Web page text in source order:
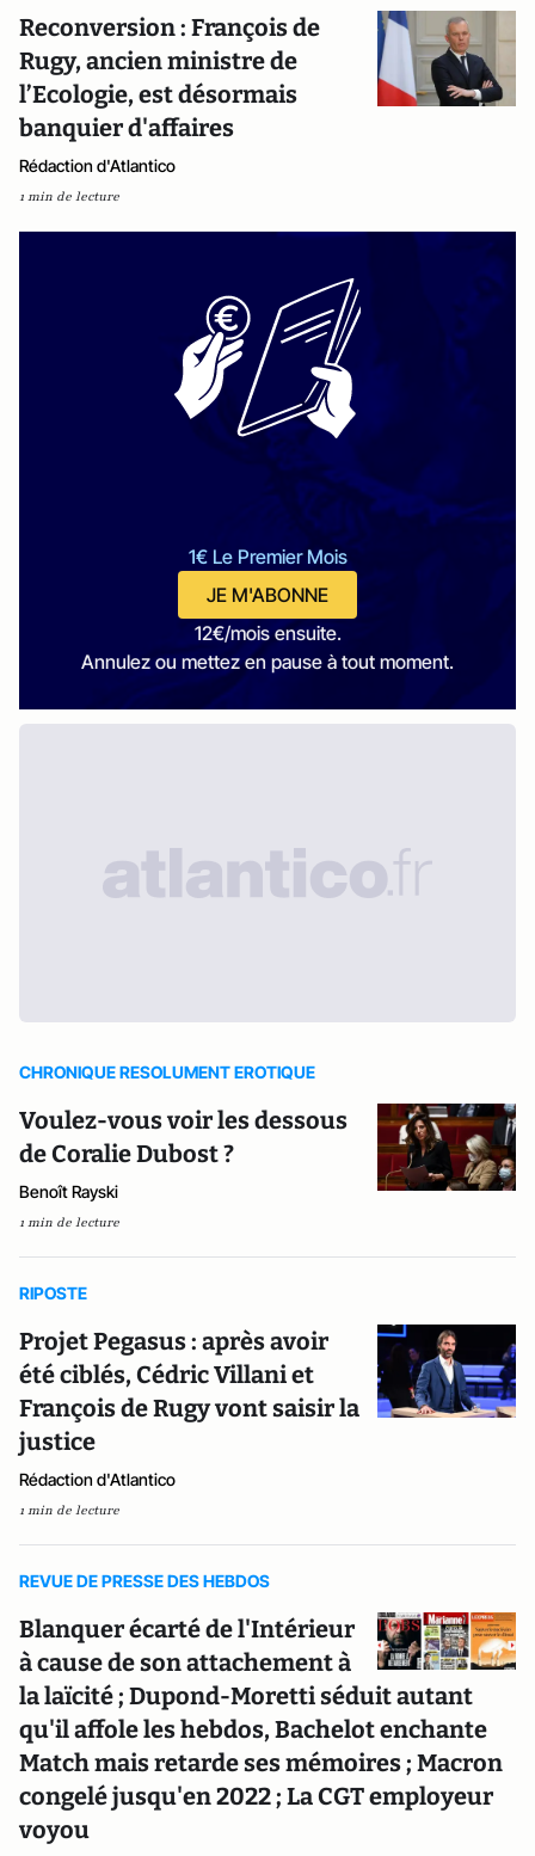
Reconversion : François de
Rugy, ancien ministre de
l’Ecologie, est désormais
banquier d'affaires
Rédaction d'Atlantico
1 min de lecture
1€ Le Premier Mois
JE M'ABONNE
12€/mois ensuite.
Annulez ou mettez en pause à tout moment.
CHRONIQUE RESOLUMENT EROTIQUE
Voulez-vous voir les dessous
de Coralie Dubost ?
Benoît Rayski
1 min de lecture
RIPOSTE
Projet Pegasus : après avoir
été ciblés, Cédric Villani et
François de Rugy vont saisir la
justice
Rédaction d'Atlantico
1 min de lecture
REVUE DE PRESSE DES HEBDOS
Blanquer écarté de l'Intérieur
à cause de son attachement à
la laïcité ; Dupond-Moretti séduit autant
qu'il affole les hebdos, Bachelot enchante
Match mais retarde ses mémoires ; Macron
congelé jusqu'en 2022 ; La CGT employeur
voyou